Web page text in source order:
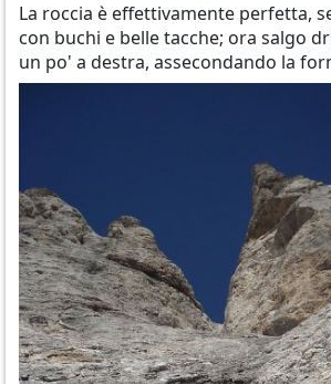
La roccia è effettivamente perfetta,
con buchi e belle tacche; ora salgo
un po' a destra, assecondando la